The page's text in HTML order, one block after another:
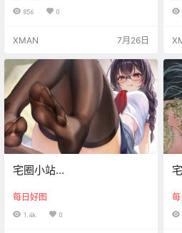
856 0
XMAN 7月26日
宅圈小站
每日好图
1.4k 0